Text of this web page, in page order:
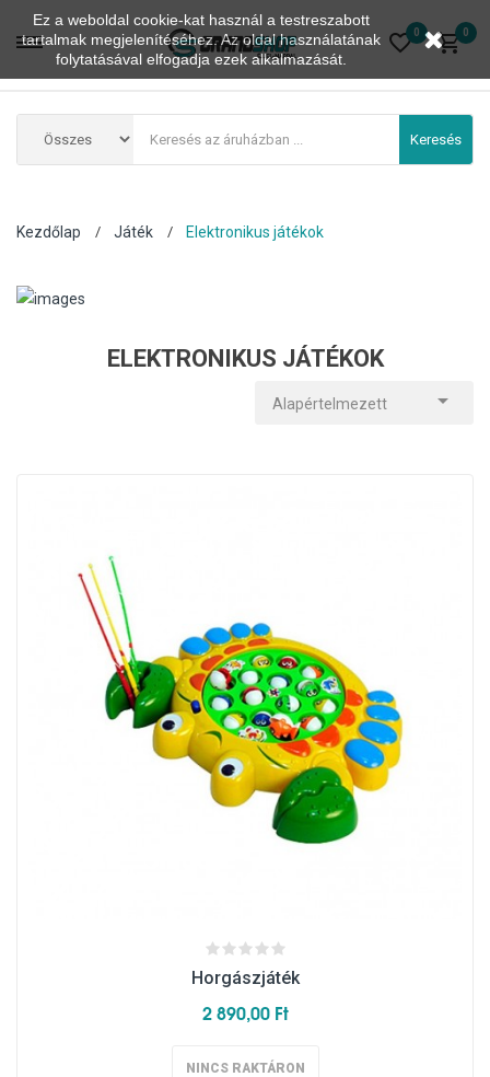
Ez a weboldal cookie-kat használ a testreszabott
tartalmak megjelenítéséhez. Az oldal használatának
folytatásával elfogadja ezek alkalmazását.
0
0
Keresés
Kezdőlap Játék Elektronikus játékok
ELEKTRONIKUS JÁTÉKOK
Alapértelmezett 
Horgászjáték
2 890,00 Ft
NINCS RAKTÁRON